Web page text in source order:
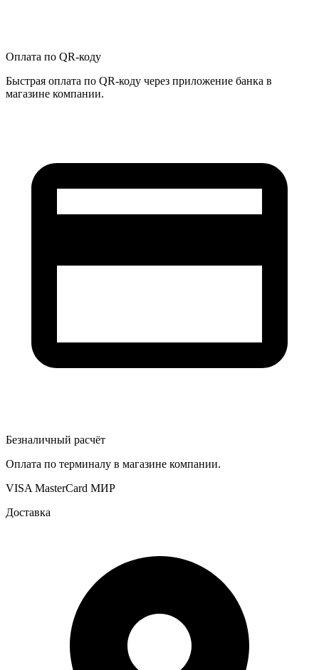
Оплата по QR-коду
Быстрая оплата по QR-коду через приложение банка в
магазине компании.
Безналичный расчёт
Оплата по терминалу в магазине компании.
VISA MasterCard МИР
Доставка